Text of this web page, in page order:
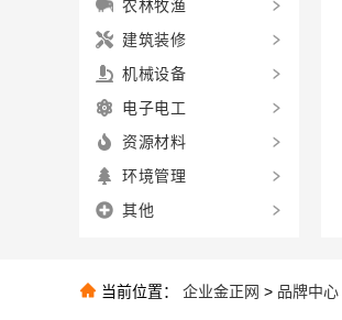
农林牧渔
建筑装修
机械设备
电子电工
资源材料
环境管理
其他
当前位置： 企业金正网 > 品牌中心